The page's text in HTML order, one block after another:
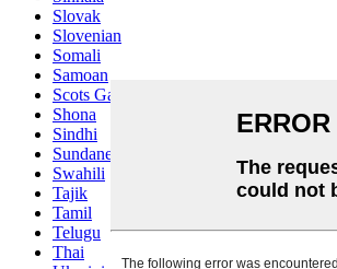
Slovak
Slovenian
Somali
Samoan
Scots Gaelic
Shona
Sindhi
Sundanese
Swahili
Tajik
Tamil
Telugu
Thai